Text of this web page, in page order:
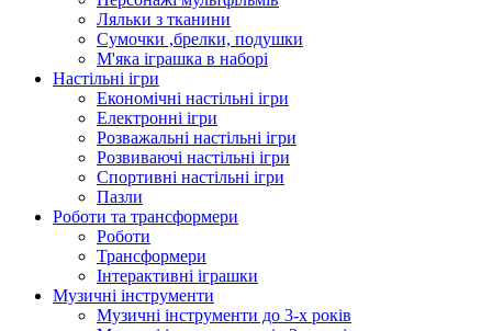
Ляльки з тканини
Сумочки ,брелки, подушки
М'яка іграшка в наборі
Настільні ігри
Економічні настільні ігри
Електронні ігри
Розважальні настільні ігри
Розвиваючі настільні ігри
Спортивні настільні ігри
Пазли
Роботи та трансформери
Роботи
Трансформери
Інтерактивні іграшки
Музичні інструменти
Музичні інструменти до 3-х років